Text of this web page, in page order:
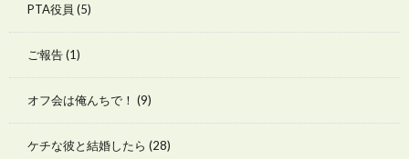
PTA役員 (5)
ご報告(1)
オフ会は俺んちで！ (9)
ケチな彼と結婚したら (28)